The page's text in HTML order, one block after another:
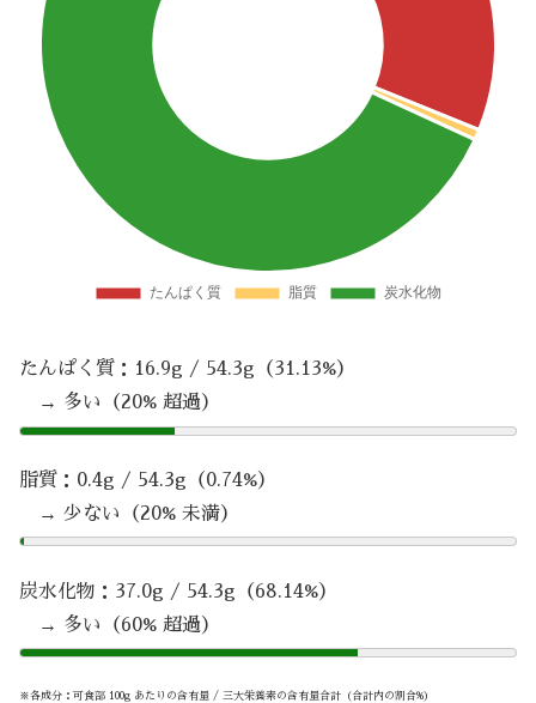
たんぱく質：16.9g / 54.3g（31.13%）
→ 多い（20% 超過）
脂質：0.4g / 54.3g（0.74%）
→ 少ない（20% 未満）
炭水化物：37.0g / 54.3g（68.14%）
→ 多い（60% 超過）
※各成分：可食部 100g あたりの含有量 / 三大栄養素の含有量合計（合計内の割合%）